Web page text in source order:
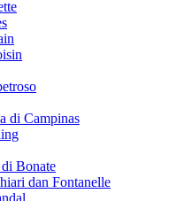
di Campinas
Bonate
dan Fontanelle